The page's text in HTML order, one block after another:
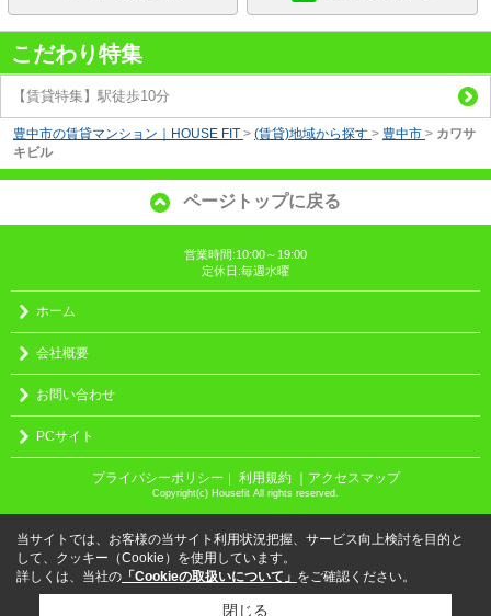
こだわり特集
【賃貸特集】駅徒歩10分
豊中市の賃貸マンション｜HOUSE FIT > (賃貸)地域から探す > 豊中市 > カワサ
キビル
ページトップに戻る
営業時間:10:00～19:00
定休日:毎週水曜
ホーム
会社概要
お問い合わせ
PCサイト
プライバシーポリシー 利用規約 ｜アクセスマップ
Copyright(c) Housefit All rights reserved.
当サイトでは、お客様の当サイト利用状況把握、サービス向上検討を目的と
して、クッキー（Cookie）を使用しています。
詳しくは、当社の 「Cookieの取扱いについて」 をご確認ください。
閉じる